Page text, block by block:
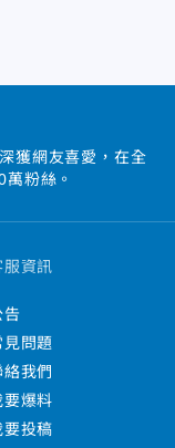
獲網友喜愛，在全
粉絲。
服資訊
告
見問題
絡我們
要爆料
要投稿